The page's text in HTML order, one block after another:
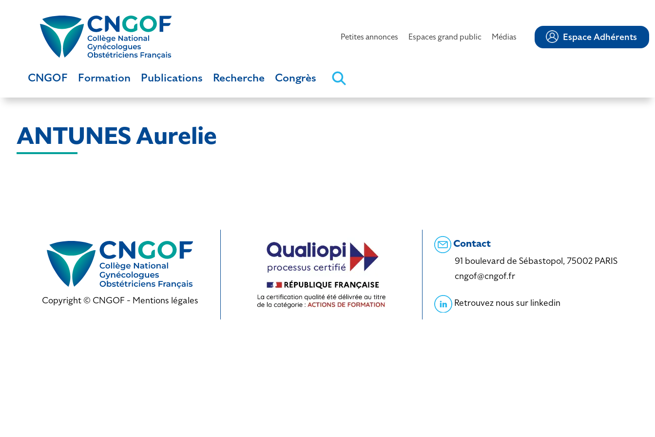
Petites annonces Espaces grand public Médias Espace Adhérents
CNGOF Formation Publications Recherche Congrès
ANTUNES Aurelie
Copyright © CNGOF - Mentions légales
Contact
91 boulevard de Sébastopol, 75002 PARIS
cngof@cngof.fr
Retrouvez nous sur linkedin